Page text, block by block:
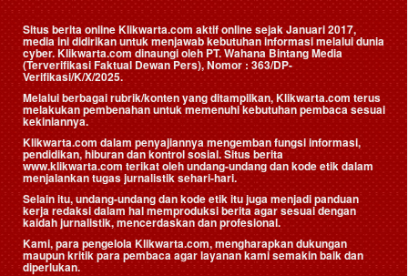
Situs berita online Klikwarta.com aktif online sejak Januari 2017,
media ini didirikan untuk menjawab kebutuhan informasi melalui dunia
cyber. Klikwarta.com dinaungi oleh PT. Wahana Bintang Media
(Terverifikasi Faktual Dewan Pers), Nomor : 363/DP-
Verifikasi/K/X/2025.
Melalui berbagai rubrik/konten yang ditampilkan, Klikwarta.com terus
melakukan pembenahan untuk memenuhi kebutuhan pembaca sesuai
kekiniannya.
Klikwarta.com dalam penyajiannya mengemban fungsi informasi,
pendidikan, hiburan dan kontrol sosial. Situs berita
www.klikwarta.com terikat oleh undang-undang dan kode etik dalam
menjalankan tugas jurnalistik sehari-hari.
Selain itu, undang-undang dan kode etik itu juga menjadi panduan
kerja redaksi dalam hal memproduksi berita agar sesuai dengan
kaidah jurnalistik, mencerdaskan dan profesional.
Kami, para pengelola Klikwarta.com, mengharapkan dukungan
maupun kritik para pembaca agar layanan kami semakin baik dan
diperlukan.